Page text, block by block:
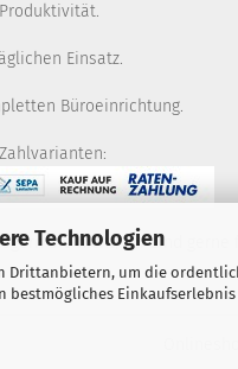
Technologien
Drittanbietern, um die
bestmögliches
Einsatz.
Büroeinrichtung.
Sie nicht, wir sind gerne